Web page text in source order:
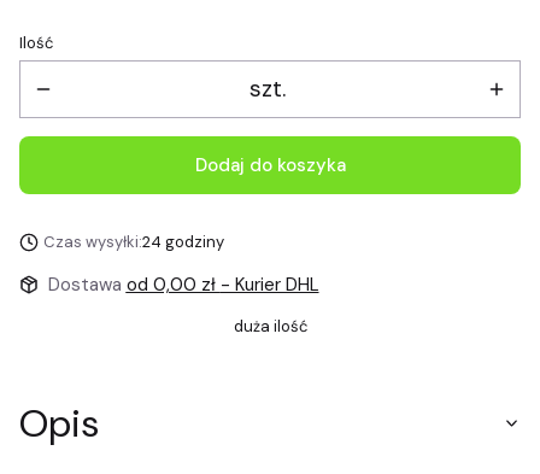
Ilość
szt.
Dodaj do koszyka
Czas wysyłki:24 godziny
Dostawa od 0,00 zł - Kurier DHL
duża ilość
Opis